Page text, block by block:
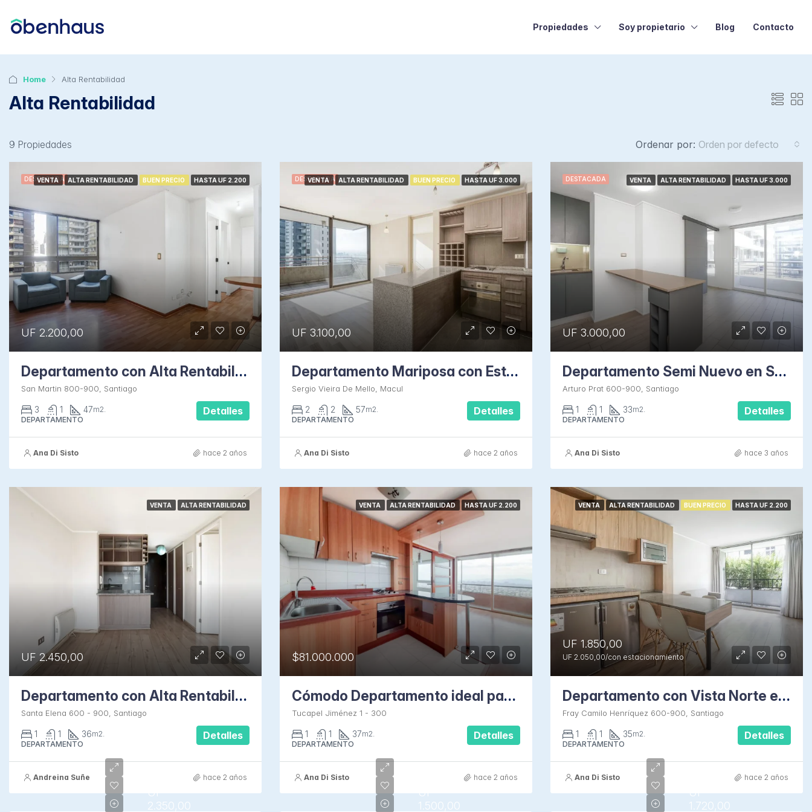
Propiedades Soy propietario Blog Contacto
Home Alta Rentabilidad
Alta Rentabilidad
9 Propiedades Ordenar por: Orden por defecto
DESTACADA
VENTA ALTA RENTABILIDAD BUEN PRECIO HASTA UF 2.200
UF 2.200,00
Departamento con Alta Rentabilidad en Santa Ana
San Martin 800-900, Santiago
3 1 47m2.
DEPARTAMENTO
Detalles
Ana Di Sisto hace 2 años
DESTACADA
VENTA ALTA RENTABILIDAD BUEN PRECIO HASTA UF 3.000
UF 3.100,00
Departamento Mariposa con Estacionamiento
Sergio Vieira De Mello, Macul
2 2 57m2.
DEPARTAMENTO
Detalles
Ana Di Sisto hace 2 años
DESTACADA VENTA ALTA RENTABILIDAD HASTA UF 3.000
UF 3.000,00
Departamento Semi Nuevo en Santiago
Arturo Prat 600-900, Santiago
1 1 33m2.
DEPARTAMENTO
Detalles
Ana Di Sisto hace 3 años
VENTA ALTA RENTABILIDAD
UF 2.450,00
Departamento con Alta Rentabilidad en Santa Elena
Santa Elena 600 - 900, Santiago
1 1 36m2.
DEPARTAMENTO
Detalles
Andreina Suñe hace 2 años
VENTA ALTA RENTABILIDAD HASTA UF 2.200
$81.000.000
Cómodo Departamento ideal para inversión en Metro Moneda
Tucapel Jiménez 1 - 300
1 1 37m2.
DEPARTAMENTO
Detalles
Ana Di Sisto hace 2 años
VENTA ALTA RENTABILIDAD BUEN PRECIO HASTA UF 2.200
UF 1.850,00
UF 2.050,00/con estacionamiento
Departamento con Vista Norte en Fray Camilo
Fray Camilo Henríquez 600-900, Santiago
1 1 35m2.
DEPARTAMENTO
Detalles
Ana Di Sisto hace 2 años
UF
2.350,00
UF
1.500,00
UF
1.720,00